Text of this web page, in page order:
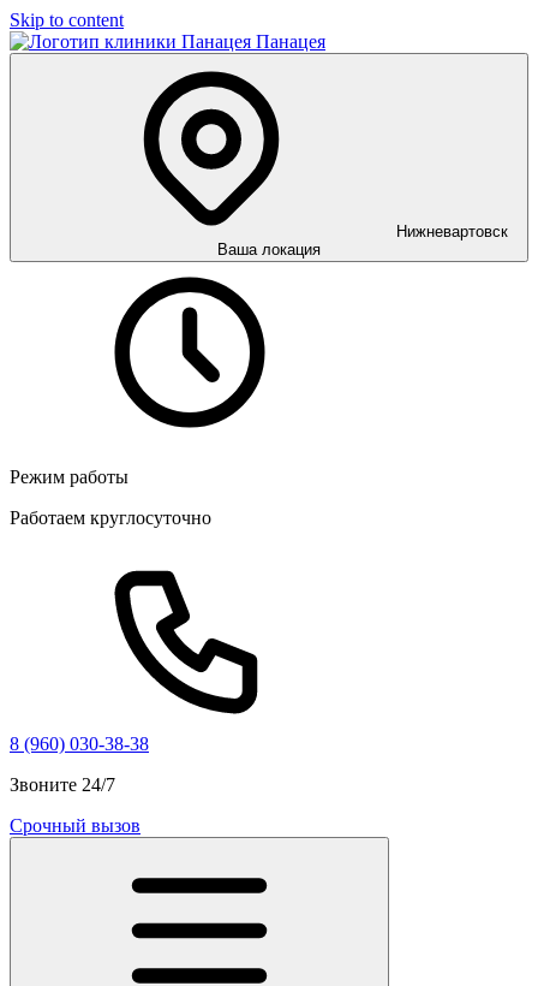
Skip to content
Панацея
Нижневартовск
Ваша локация
Режим работы
Работаем круглосуточно
8 (960) 030-38-38
Звоните 24/7
Срочный вызов